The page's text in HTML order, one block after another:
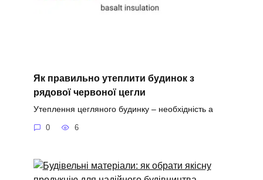
Як правильно утеплити будинок з
рядової червоної цегли
Утеплення цегляного будинку – необхідність а
0 6